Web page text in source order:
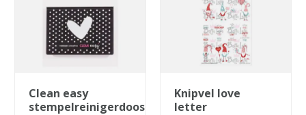
clean easy
stempelreinigerdoos
knipvel love
letter